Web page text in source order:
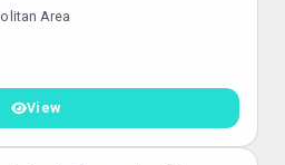
Area
View